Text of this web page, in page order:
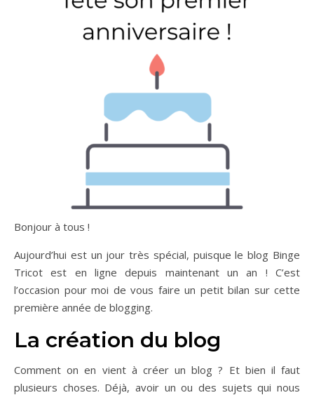
Bonjour à tous !
Aujourd’hui est un jour très spécial, puisque le blog Binge
Tricot est en ligne depuis maintenant un an ! C’est
l’occasion pour moi de vous faire un petit bilan sur cette
première année de blogging.
La création du blog
Comment on en vient à créer un blog ? Et bien il faut
plusieurs choses. Déjà, avoir un ou des sujets qui nous